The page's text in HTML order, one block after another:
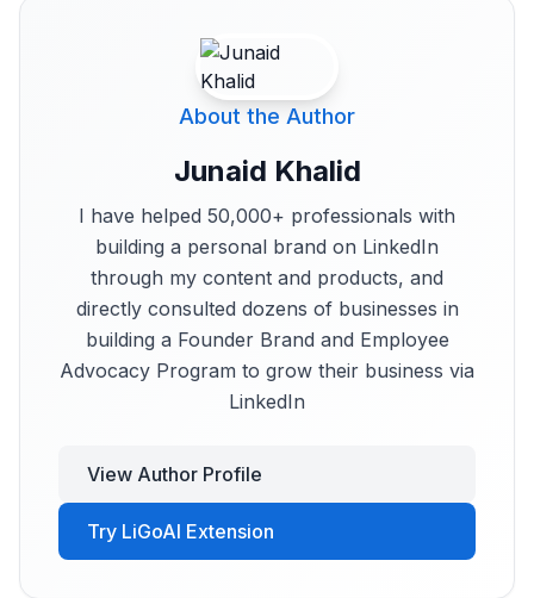
About the Author
Junaid Khalid
I have helped 50,000+ professionals with
building a personal brand on LinkedIn
through my content and products, and
directly consulted dozens of businesses in
building a Founder Brand and Employee
Advocacy Program to grow their business via
LinkedIn
View Author Profile
Try LiGoAI Extension